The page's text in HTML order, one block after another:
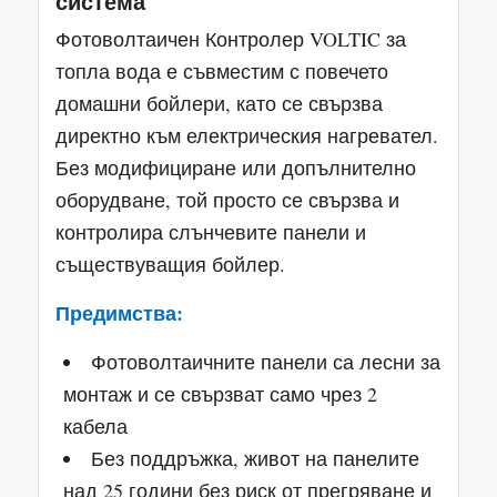
Фотоволтаичен Контролер VOLTIC за
топла вода е съвместим с повечето
домашни бойлери, като се свързва
директно към електрическия нагревател.
Без модифициране или допълнително
оборудване, той просто се свързва и
контролира слънчевите панели и
съществуващия бойлер.
Предимства:
Фотоволтаичните панели са лесни за
монтаж и се свързват само чрез 2
кабела
Без поддръжка, живот на панелите
над 25 години без риск от прегряване и